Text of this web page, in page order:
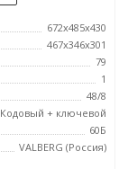
672x485x430
467x346x301
79
1
48/8
Кодовый + ключевой
60Б
VALBERG (Россия)